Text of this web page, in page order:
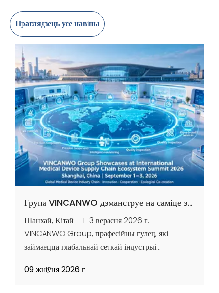
Праглядзець усе навіны
Група VINCANWO дэманструе на саміце экасістэм міжнароднай ланцужкі паставак медыцынскіх прыбораў 2026, Шанхай, Кітай
Шанхай, Кітай – 1–3 верасня 2026 г. —
VINCANWO Group, прафесійны гулец, які
займаецца глабальнай сеткай індустрыі
на Міжнародным саміце экасістэм ланцужкоў
09 жніўня 2026 г